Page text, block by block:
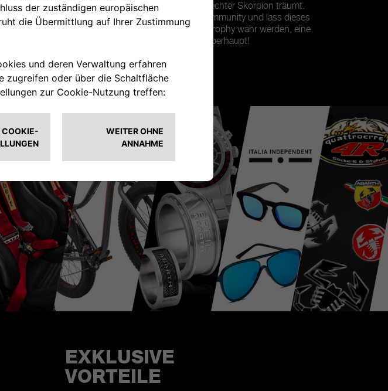
Genau diese sind es, von denen ein echter Skorpion träumt.
Werde Teil der The Scorpionship-Community und lass dieses
Gefühl während der Abarth Selenia Trophy wahr werden, eine
der besten Abarth Meisterschaften überhaupt!
REGISTRIERE DICH
EXKLUSIVE
VORTEILE